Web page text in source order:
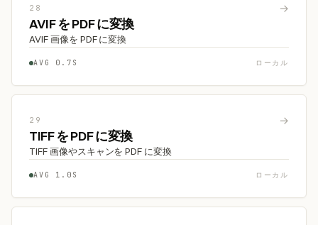
28 →
AVIF を PDF に変換
AVIF 画像を PDF に変換
AVG 0.7S ローカル
29 →
TIFF を PDF に変換
TIFF 画像やスキャンを PDF に変換
AVG 1.0S ローカル